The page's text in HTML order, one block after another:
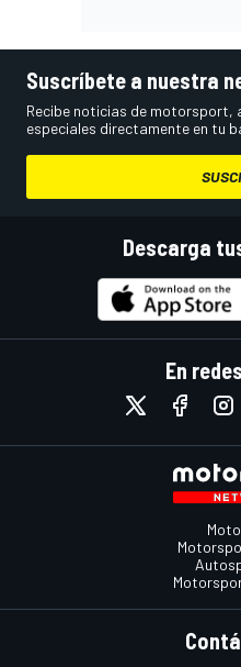
Suscríbete a nuestra
Recibe noticias de motorsport,
especiales directamente en tu
Descarga
En